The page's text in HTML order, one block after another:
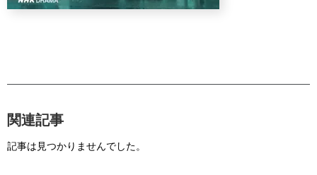
関連記事
記事は見つかりませんでした。